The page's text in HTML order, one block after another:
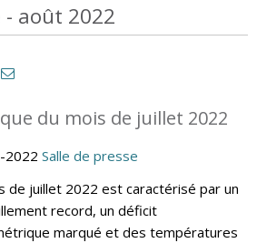
- août 2022
du mois de juillet 2022
2022 Salle de presse
de juillet 2022 est caractérisé par un
record, un déficit
marqué et des températures